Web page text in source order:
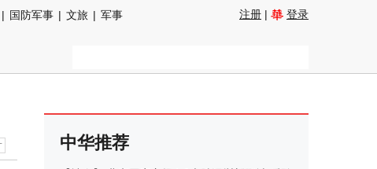
| 国防军事 | 文旅 | 军事
注册 | 登录
中华推荐